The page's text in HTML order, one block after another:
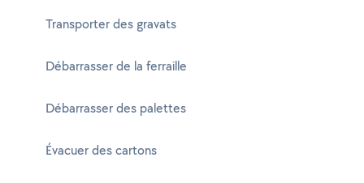
Transporter des gravats
Débarrasser de la ferraille
Débarrasser des palettes
Évacuer des cartons